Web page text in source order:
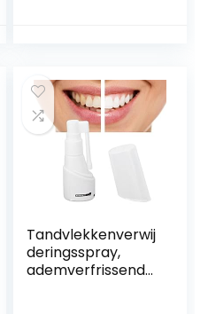
Tandvlekkenverwij
deringsspray,
ademverfrissende